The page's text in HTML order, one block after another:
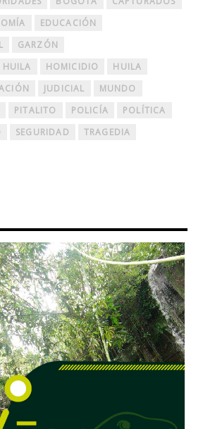
EDUCACIÓN
GARZÓN
HUILA
HOMICIDIO
HUILA
JUDICIAL
MUNDO
PITALITO POLICÍA
POLÍTICA
SEGURIDAD
TRAGEDIA